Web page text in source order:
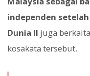
independen
Dunia II juga
kosakata tersebut.